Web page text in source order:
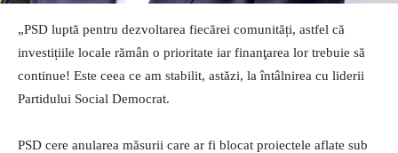
„PSD luptă pentru dezvoltarea fiecărei comunități, astfel că
investițiile locale rămân o prioritate iar finanţarea lor trebuie să
continue! Este ceea ce am stabilit, astăzi, la întâlnirea cu liderii
Partidului Social Democrat.
PSD cere anularea măsurii care ar fi blocat proiectele aflate sub